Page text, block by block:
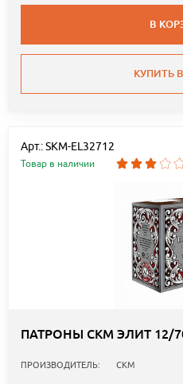
В
КУПИТЬ
Арт.: SKM-EL32712
Товар в наличии
ПАТРОНЫ СКМ ЭЛИТ 12/
ПРОИЗВОДИТЕЛЬ: СКМ